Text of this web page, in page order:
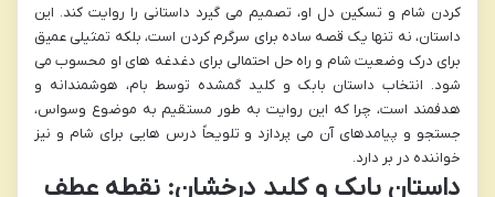
کردن شام و تسکین دل او، تصمیم می گیرد داستانی را روایت کند. این
داستان، نه تنها یک قصه ساده برای سرگرم کردن است، بلکه تمثیلی عمیق
برای درک وضعیت شام و راه حل احتمالی برای دغدغه های او محسوب می
شود. انتخاب داستان بابک و کلید گمشده توسط بام، هوشمندانه و
هدفمند است، چرا که این روایت به طور مستقیم به موضوع وسواس،
جستجو و پیامدهای آن می پردازد و تلویحاً درس هایی برای شام و نیز
خواننده در بر دارد.
داستان بابک و کلید درخشان: نقطه عطف